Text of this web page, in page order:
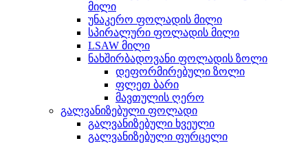
მილი
უნაკერო ფოლადის მილი
სპირალური ფოლადის მილი
LSAW მილი
ნახშირბადოვანი ფოლადის ზოლი
დეფორმირებული ზოლი
ფლეთ ბარი
მავთულის ღერო
გალვანიზებული ფოლადი
გალვანიზებული ხვეული
გალვანიზებული ფურცელი